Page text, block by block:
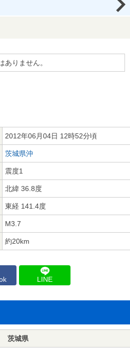
ありません。
2012年06月04日 12時52分頃
茨城県沖
震度1
北緯 36.8度
東経 141.4度
M3.7
約20km
LINE
茨城県